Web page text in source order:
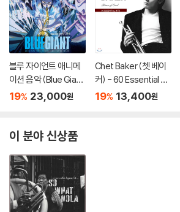
블루 자이언트 애니메
이션 음악 (Blue Giant
OST by Uehara Hiro
19% 23,000원
Chet Baker (쳇 베이
커) - 60 Essential Hit
s : Prince of Cool (6
19% 13,400원
이 분야 신상품